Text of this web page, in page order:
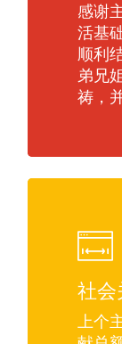
感谢
活基
顺利
弟兄
祷，
社
上个